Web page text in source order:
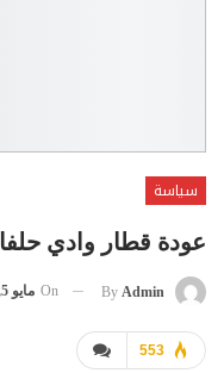
سياسة
عودة قطار وادي حلفا
By Admin
On مايو 5, 2024
553